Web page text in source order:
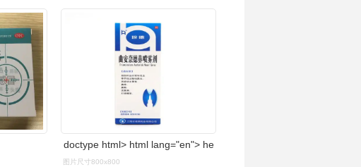
doctype html> html lang="en"> he
图片尺寸800x800